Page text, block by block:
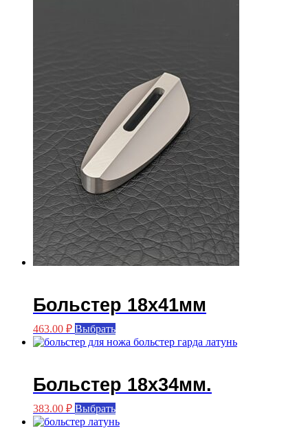
странице
товара.
Больстер 18х41мм
463.00 ₽ ВыбратьЭтот
товар
имеет
вариаций.
Опции
можно
выбрать
на
Больстер 18х34мм.
383.00 ₽ ВыбратьЭтот
товар
имеет